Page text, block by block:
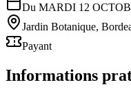
Du MARDI 12
Jardin Botanique,
Payant
Informations